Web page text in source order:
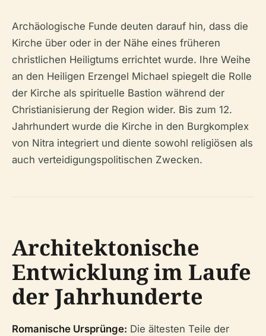
Archäologische Funde deuten darauf hin, dass die
Kirche über oder in der Nähe eines früheren
christlichen Heiligtums errichtet wurde. Ihre Weihe
an den Heiligen Erzengel Michael spiegelt die Rolle
der Kirche als spirituelle Bastion während der
Christianisierung der Region wider. Bis zum 12.
Jahrhundert wurde die Kirche in den Burgkomplex
von Nitra integriert und diente sowohl religiösen als
auch verteidigungspolitischen Zwecken.
Architektonische
Entwicklung im Laufe
der Jahrhunderte
Romanische Ursprünge: Die ältesten Teile der